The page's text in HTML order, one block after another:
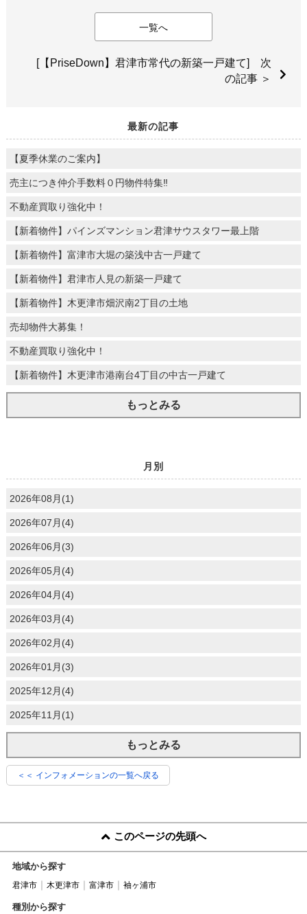
一覧へ
[【PriseDown】君津市常代の新築一戸建て] 次
の記事 ＞
最新の記事
【夏季休業のご案内】
売主につき仲介手数料０円物件特集‼
不動産買取り強化中！
【新着物件】パインズマンション君津サウスタワー最上階
【新着物件】富津市大堀の築浅中古一戸建て
【新着物件】君津市人見の新築一戸建て
【新着物件】木更津市畑沢南2丁目の土地
売却物件大募集！
不動産買取り強化中！
【新着物件】木更津市港南台4丁目の中古一戸建て
もっとみる
月別
2026年08月(1)
2026年07月(4)
2026年06月(3)
2026年05月(4)
2026年04月(4)
2026年03月(4)
2026年02月(4)
2026年01月(3)
2025年12月(4)
2025年11月(1)
もっとみる
＜＜ インフォメーションの一覧へ戻る
このページの先頭へ
地域から探す
君津市 木更津市 富津市 袖ヶ浦市
種別から探す